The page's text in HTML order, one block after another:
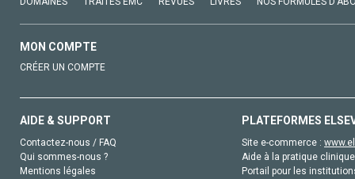
MON COMPTE
CRÉER UN COMPTE
AIDE & SUPPORT
Contactez-nous / FAQ
Qui sommes-nous ?
Mentions légales
PLATEFORMES
Site e-commerce :
Aide à la pratique
Portail pour les